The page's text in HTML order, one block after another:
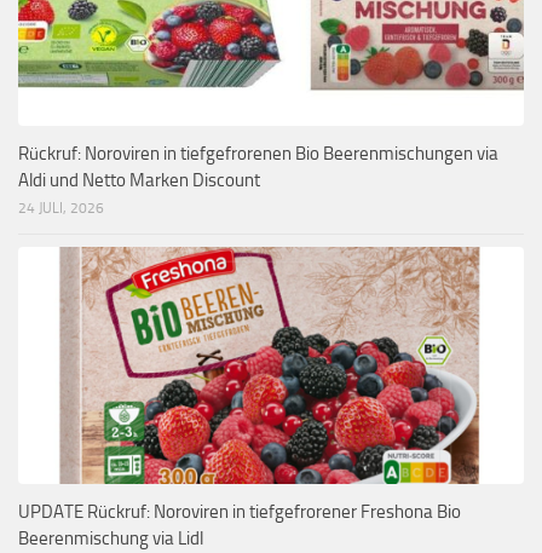
Rückruf: Noroviren in tiefgefrorenen Bio Beerenmischungen via
Aldi und Netto Marken Discount
24 JULI, 2026
UPDATE Rückruf: Noroviren in tiefgefrorener Freshona Bio
Beerenmischung via Lidl